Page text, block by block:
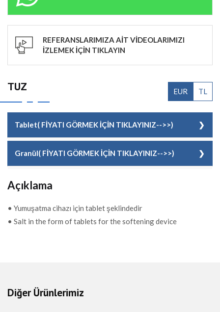
REFERANSLARIMIZA AİT VİDEOLARIMIZI
İZLEMEK İÇİN TIKLAYIN
TUZ EUR TL
Tablet( FİYATI GÖRMEK İÇİN TIKLAYINIZ-->>)
59915133010
FİYAT 0,40 EUR + KDV
Granül( FİYATI GÖRMEK İÇİN TIKLAYINIZ-->>)
Açıklama
• Yumuşatma cihazı için tablet şeklindedir
• Salt in the form of tablets for the softening device
Diğer Ürünlerimiz